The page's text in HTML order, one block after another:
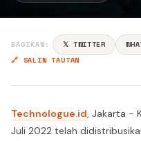
BAGIKAN: 𝕏 TWITTER
🔗 SALIN TAUTAN
Technologue.id, Jakarta -
Juli 2022 telah